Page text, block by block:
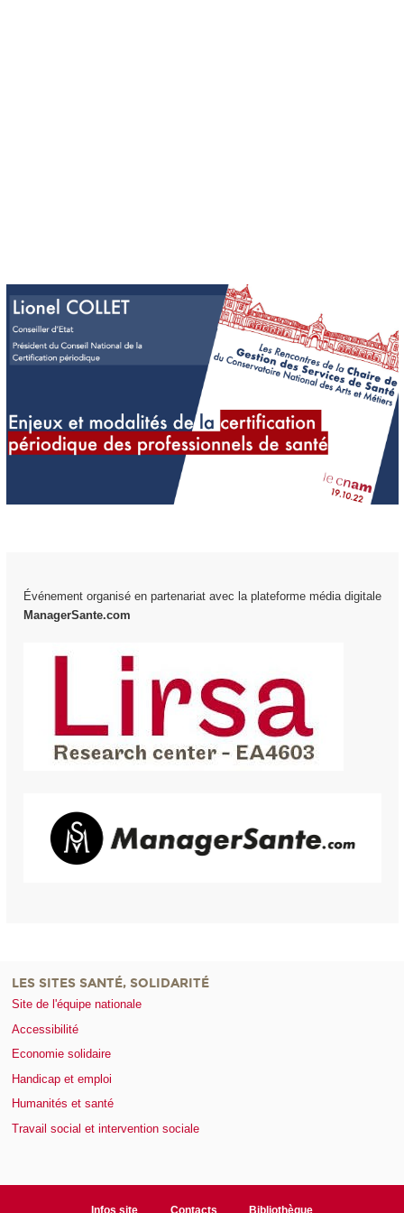
Événement organisé en partenariat avec la plateforme média digitale
ManagerSante.com
LES SITES SANTÉ, SOLIDARITÉ
Site de l'équipe nationale
Accessibilité
Economie solidaire
Handicap et emploi
Humanités et santé
Travail social et intervention sociale
Infos site Contacts Bibliothèque